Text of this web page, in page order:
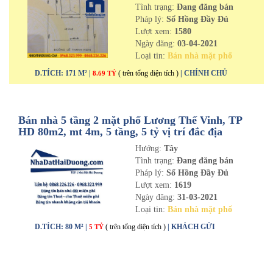
Tình trạng: Đang đăng bán
Pháp lý: Sổ Hồng Đầy Đủ
Lượt xem: 1580
Ngày đăng: 03-04-2021
Loại tin: Bán nhà mặt phố
D.TÍCH: 171 M² | 8.69 TỶ ( trên tổng diện tích ) | CHÍNH CHỦ
Bán nhà 5 tầng 2 mặt phố Lương Thế Vinh, TP
HD 80m2, mt 4m, 5 tầng, 5 tỷ vị trí đắc địa
Hướng: Tây
Tình trạng: Đang đăng bán
Pháp lý: Sổ Hồng Đầy Đủ
Lượt xem: 1619
Ngày đăng: 31-03-2021
Loại tin: Bán nhà mặt phố
D.TÍCH: 80 M² | 5 TỶ ( trên tổng diện tích ) | KHÁCH GỬI